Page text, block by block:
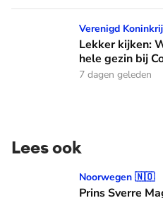
Lekker kijken: William en
Verenigd
Lekker kijken:
hele gezin bij
7 dagen geleden
Lees ook
Prins Sverre Magnus gaat
Noorwegen 🇳🇴
Prins Sverre